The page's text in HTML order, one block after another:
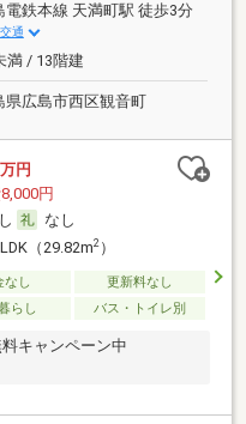
電鉄本線 天満町駅 徒歩3分
通
満 / 13階建
県広島市西区観音町
万円
円
なし
（29.82m2）
なし
更新料なし
らし バス・トイレ別
料キャンペーン中